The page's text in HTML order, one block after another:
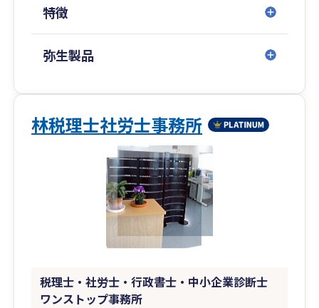
特徴
弥生製品
林税理士社労士事務所
税理士・社労士・行政書士・中小企業診断士
ワンストップ事務所